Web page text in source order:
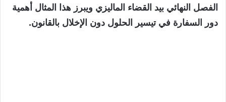
الفصل النهائي بيد القضاء الماليزي ويبرز هذا المثال أهمية
دور السفارة في تيسير الحلول دون الإخلال بالقانون.